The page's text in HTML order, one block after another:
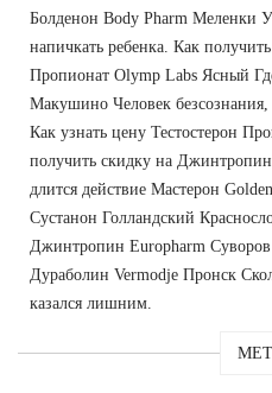
Болденон Body Pharm Меленки
напичкать ребенка. Как
Пропионат Olymp Labs Ясный
Макушино Человек безсознания,
Как узнать цену Тестостерон
получить скидку на
длится действие Мастерон
Сустанон Голландский
Джинтропин Europharm
Дураболин Vermodje Пронск
казался лишним.